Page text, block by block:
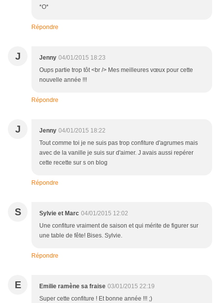
*O*
Répondre
J Jenny 04/01/2015 18:23
Oups partie trop tôt <br /> Mes meilleures vœux pour cette
nouvelle année !!!
Répondre
J Jenny 04/01/2015 18:22
Tout comme toi je ne suis pas trop confiture d'agrumes mais
avec de la vanille je suis sur d'aimer. J avais aussi repérer
cette recette sur s on blog
Répondre
S Sylvie et Marc 04/01/2015 12:02
Une confiture vraiment de saison et qui mérite de figurer sur
une table de fête! Bises. Sylvie.
Répondre
E Emilie ramène sa fraise 03/01/2015 22:19
Super cette confiture ! Et bonne année !!! ;)